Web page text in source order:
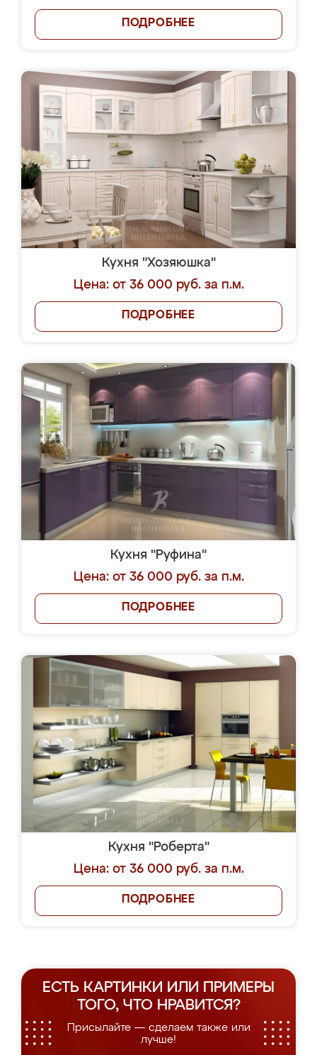
ПОДРОБНЕЕ
Кухня "Хозяюшка"
Цена: от 36 000 руб. за п.м.
ПОДРОБНЕЕ
Кухня "Руфина"
Цена: от 36 000 руб. за п.м.
ПОДРОБНЕЕ
Кухня "Роберта"
Цена: от 36 000 руб. за п.м.
ПОДРОБНЕЕ
ЕСТЬ КАРТИНКИ ИЛИ ПРИМЕРЫ
ТОГО, ЧТО НРАВИТСЯ?
Присылайте — сделаем также или
лучше!